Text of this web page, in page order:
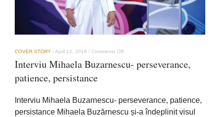
COVER STORY /April 12, 2019 / Comments Offon
Mihaela
Interviu Mihaela Buzarnescu- perseverance,
patience, persistance
Interviu Mihaela Buzarnescu- perseverance, patience,
persistance Mihaela Buzărnescu și-a îndeplinit visul